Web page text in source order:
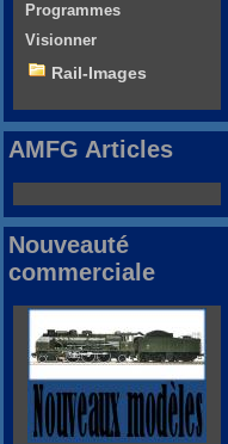
Programmes
Visionner
Rail-Images
AMFG Articles
Nouveauté
commerciale